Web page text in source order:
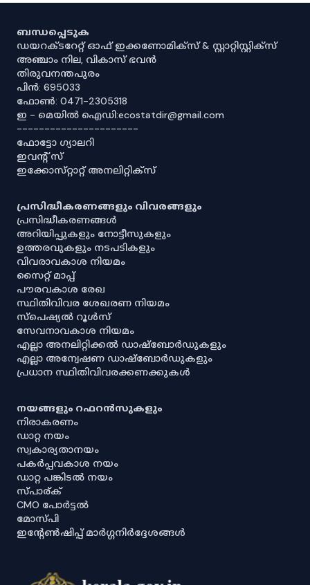
ബന്ധപ്പെടുക
ഡയറക്ടറേറ്റ് ഓഫ് ഇക്കണോമിക്സ് & സ്റ്റാറ്റിസ്റ്റിക്സ്
അഞ്ചാം നില, വികാസ് ഭവൻ
തിരുവനന്തപുരം
പിൻ: 695033
ഫോൺ: 0471-2305318
ഇ - മെയിൽ ഐഡി:ecostatdir@gmail.com
----------------------
ഫോട്ടോ ഗ്യാലറി
ഇവൻ്റ് സ്
ഇക്കോസ്‌റ്റാറ്റ് അനലിറ്റിക്‌സ്
പ്രസിദ്ധീകരണങ്ങളും വിവരങ്ങളും
പ്രസിദ്ധീകരണങ്ങൾ
അറിയിപ്പുകളും നോട്ടീസുകളും
ഉത്തരവുകളും നടപടികളും
വിവരാവകാശ നിയമം
സൈറ്റ് മാപ്പ്
പൗരവകാശ രേഖ
സ്ഥിതിവിവര ശേഖരണ നിയമം
സ്‌പെഷ്യൽ റൂൾസ്
സേവനാവകാശ നിയമം
എല്ലാ അനലിറ്റിക്കൽ ഡാഷ്‌ബോർഡുകളും
എല്ലാ അന്വേഷണ ഡാഷ്‌ബോർഡുകളും
പ്രധാന സ്ഥിതിവിവരക്കണക്കുകൾ
നയങ്ങളും റഫറൻസുകളും
നിരാകരണം
ഡാറ്റ നയം
സ്വകാര്യതാനയം
പകർപ്പവകാശ നയം
ഡാറ്റ പങ്കിടൽ നയം
സ്പാര്ക്
CMO പോർട്ടൽ
മോസ്പി
ഇൻ്റേൺഷിപ്പ് മാർഗ്ഗനിർദ്ദേശങ്ങൾ